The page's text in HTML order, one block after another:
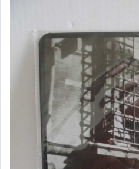
偶像、球員卡與郵幣
女裝與服飾配件
手錶與飾品配件
女包精品與女鞋
家電與影音視聽
美食與地方特產